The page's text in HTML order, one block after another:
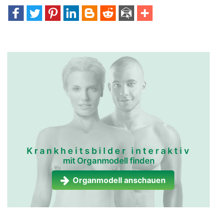
Krankheitsbilder interaktiv
mit Organmodell finden
Organmodell anschauen